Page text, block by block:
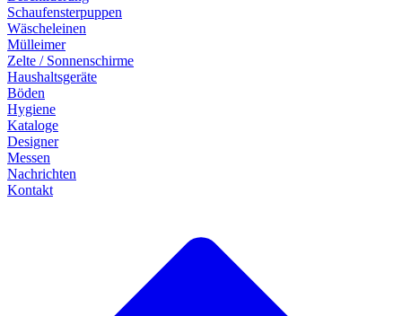
Schaufensterpuppen
Wäscheleinen
Mülleimer
Zelte / Sonnenschirme
Haushaltsgeräte
Böden
Hygiene
Kataloge
Designer
Messen
Nachrichten
Kontakt